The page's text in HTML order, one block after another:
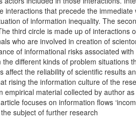
interactions that precede the
of information inequality. The
third circle is made up of
who are involved in creation of
of informational risks associated
different kinds of problem situations
affect the reliability of scientific results
rising the information culture of the
empirical material collected by author
focuses on information flows
subject of further research